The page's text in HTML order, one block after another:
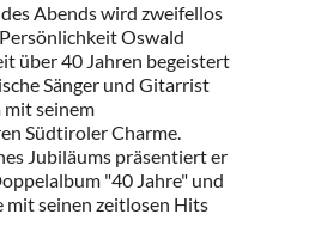
Abends wird zweifellos
Oswald
über 40 Jahren begeistert
Sänger und Gitarrist
seinem
Südtiroler Charme.
Jubiläums präsentiert er
"40 Jahre" und
mit seinen zeitlosen Hits